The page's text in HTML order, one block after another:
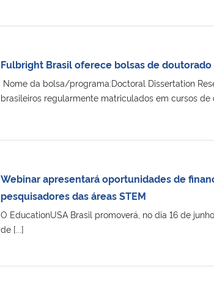
Fulbright Brasil oferece bolsas de
Nome da bolsa/programa:Doctoral Dissertation
brasileiros regularmente matriculados em cursos
Webinar apresentará oportunidades de
pesquisadores das áreas STEM
O EducationUSA Brasil promoverá, no dia 16 de
de [...]